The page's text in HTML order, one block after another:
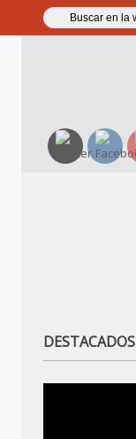
DESTACADOS